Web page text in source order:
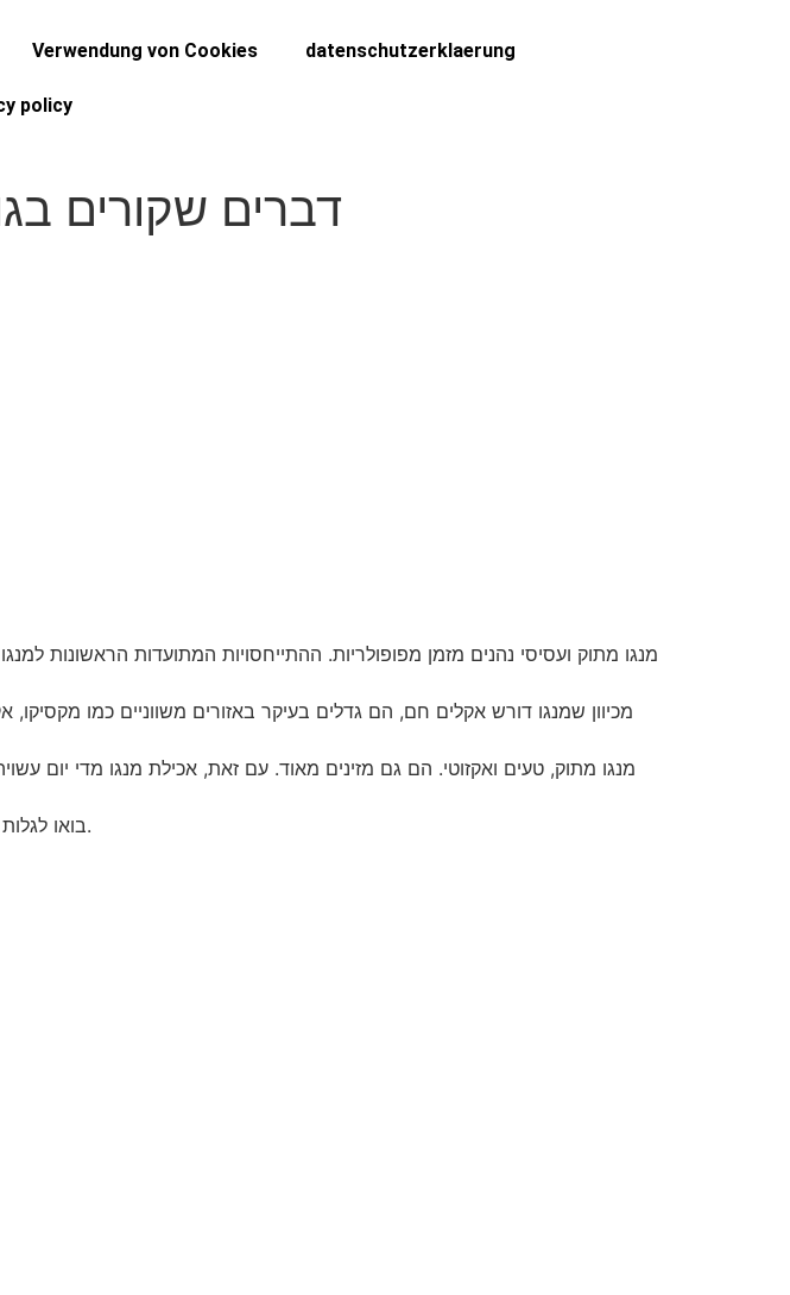
Verwendung von Cookies datenschutzerklaerung
policy
7 דברים שקורים
מכיוון שמנגו דורש אקלים חם, הם גדלים בעיקר באזורים משווניים כמו מקסיקו,
מנגו מתוק, טעים ואקזוטי. הם גם מזינים מאוד. עם זאת, אכילת מנגו מדי יום
בואו לגלות מה טוב ורע באכילת מנגו כל יום, כך שתוכלו לקבל את ההחלטה הטובה ביותר בעצמכם.